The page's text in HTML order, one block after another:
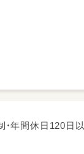
の作成などいわ
・年間休日120日